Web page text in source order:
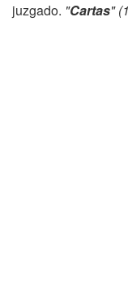
juzgado. "Cartas"